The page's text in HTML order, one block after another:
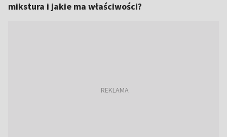
mikstura i jakie ma właściwości?